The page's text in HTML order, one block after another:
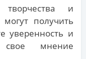
и
получить
уверенность и
мнение